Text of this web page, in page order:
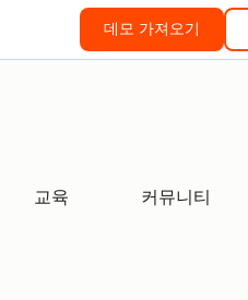
데모 가져오기
교육 커뮤니티